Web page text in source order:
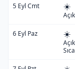
5 Eyl Cmt ☀️
6 Eyl Paz ☀️